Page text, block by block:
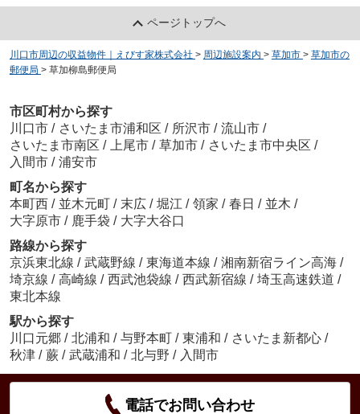
ページトップへ
川口市周辺の収益物件｜えびす家株式会社 > 周辺施設案内 > 草加市 > 草加市の
郵便局 > 草加柳島郵便局
市区町村から探す
川口市 / さいたま市浦和区 / 所沢市 / 流山市 /
さいたま市南区 / 上尾市 / 草加市 / さいたま市中央区 /
入間市 / 浦安市
町名から探す
本町西 / 並木元町 / 末広 / 堀江 / 領家 / 春日 / 並木 /
大字原市 / 鹿手袋 / 大字大谷口
路線から探す
京浜東北線 / 武蔵野線 / 東海道本線 / 湘南新宿ライン高海 /
埼京線 / 高崎線 / 西武池袋線 / 西武新宿線 / 埼玉高速鉄道 /
東北本線
駅から探す
川口元郷 / 北浦和 / 与野本町 / 東浦和 / さいたま新都心 /
秋津 / 蕨 / 武蔵浦和 / 北与野 / 入間市
電話でお問い合わせ